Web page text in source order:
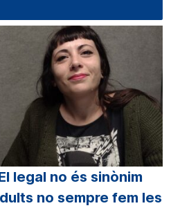
legal no és sinònim
no sempre fem les